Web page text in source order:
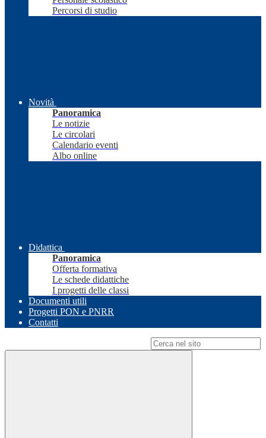
Percorsi di studio
Novità
Panoramica
Le notizie
Le circolari
Calendario eventi
Albo online
Didattica
Panoramica
Offerta formativa
Le schede didattiche
I progetti delle classi
Documenti utili
Progetti PON e PNRR
Contatti